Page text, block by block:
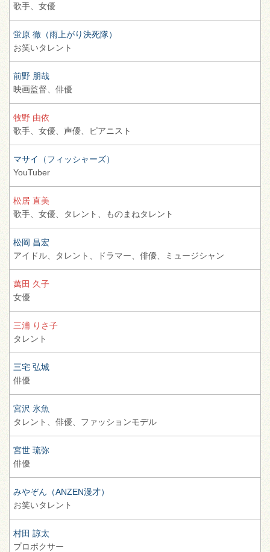
歌手、 女優
蛍原 徹（雨上がり決死隊）
お笑いタレント
前野 朋哉
映画監督、 俳優
牧野 由依
歌手、 女優、 声優、 ピアニスト
マサイ（フィッシャーズ）
YouTuber
松居 直美
歌手、 女優、 タレント、 ものまねタレント
松岡 昌宏
アイドル、
タレント、 ドラマー、 俳優、 ミュージシャン
萬田 久子
女優
三浦 りさ子
タレント
三宅 弘城
俳優
宮沢 氷魚
タレント、 俳優、 ファッションモデル
宮世 琉弥
俳優
みやぞん（ANZEN漫才）
お笑いタレント
村田 諒太
プロボクサー